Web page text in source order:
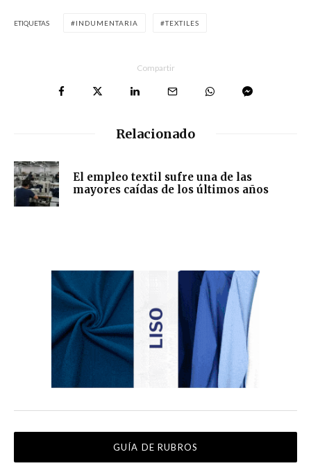
ETIQUETAS INDUMENTARIA TEXTILES
Compartir
Relacionado
El empleo textil sufre una de las
mayores caídas de los últimos años
GUÍA DE RUBROS